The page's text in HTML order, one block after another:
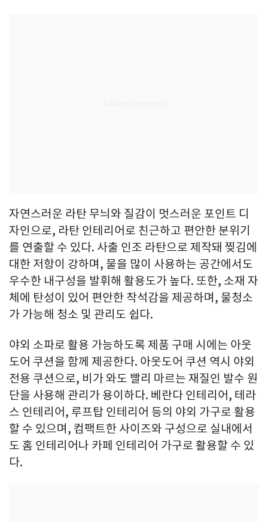
자연스러운 라탄 무늬와 질감이 멋스러운 포인트 디
자인으로, 라탄 인테리어로 친근하고 편안한 분위기
를 연출할 수 있다. 사출 인조 라탄으로 제작돼 찢김에
대한 저항이 강하며, 물을 많이 사용하는 공간에서도
우수한 내구성을 발휘해 활용도가 높다. 또한, 소재 자
체에 탄성이 있어 편안한 착석감을 제공하며, 물청소
가 가능해 청소 및 관리도 쉽다.
야외 소파로 활용 가능하도록 제품 구매 시에는 아웃
도어 쿠션을 함께 제공한다. 아웃도어 쿠션 역시 야외
전용 쿠션으로, 비가 와도 빨리 마르는 재질인 발수 원
단을 사용해 관리가 용이하다. 베란다 인테리어, 테라
스 인테리어, 루프탑 인테리어 등의 야외 가구로 활용
할 수 있으며, 컴팩트한 사이즈와 구성으로 실내에서
도 홈 인테리어나 카페 인테리어 가구로 활용할 수 있
다.